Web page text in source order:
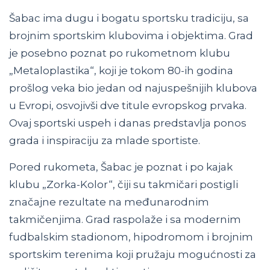
Šabac ima dugu i bogatu sportsku tradiciju, sa
brojnim sportskim klubovima i objektima. Grad
je posebno poznat po rukometnom klubu
„Metaloplastika“, koji je tokom 80-ih godina
prošlog veka bio jedan od najuspešnijih klubova
u Evropi, osvojivši dve titule evropskog prvaka.
Ovaj sportski uspeh i danas predstavlja ponos
grada i inspiraciju za mlade sportiste.
Pored rukometa, Šabac je poznat i po kajak
klubu „Zorka-Kolor“, čiji su takmičari postigli
značajne rezultate na međunarodnim
takmičenjima. Grad raspolaže i sa modernim
fudbalskim stadionom, hipodromom i brojnim
sportskim terenima koji pružaju mogućnosti za